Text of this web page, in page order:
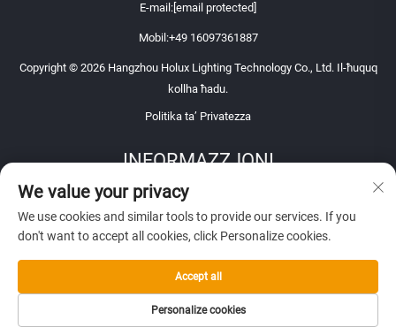
E-mail: [email protected]
Mobil:+49 16097361887
Copyright © 2026 Hangzhou Holux Lighting Technology Co., Ltd. Il-ħuquq
kollha ħadu.
Politika ta’ Privatezza
INFORMAZZJONI
Iskribbja biex tirċievi l-nisskwil settimanali
IŻDA
We value your privacy
We use cookies and similar tools to provide our services. If you
don't want to accept all cookies, click Personalize cookies.
Personalize cookies
Accept all